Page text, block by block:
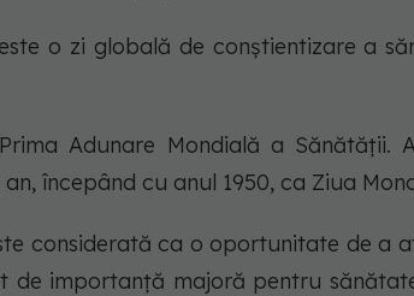
o zi globală de conștientizare a
Adunare Mondială a Sănătății.
începând cu anul 1950, ca Ziua
considerată ca o oportunitate de a
de importanță majoră pentru